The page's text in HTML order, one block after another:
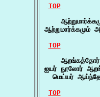
TOP
ஆற்றுமார்க்கமும்
TOP
ஆறங்கத்தோர்
ஐயர் நூலோர்
மெய்யர்
TOP